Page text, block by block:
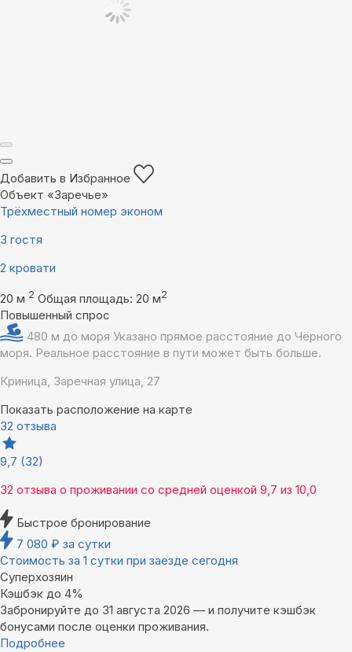
Добавить в Избранное
Объект «Заречье»
Трёхместный номер эконом
3 гостя
2 кровати
20 м 2 Общая площадь: 20 м2
Повышенный спрос
480 м до моря Указано прямое расстояние до Чёрного
моря. Реальное расстояние в пути может быть больше.
Криница, Заречная улица, 27
Показать расположение на карте
32 отзыва
9,7 (32)
32 отзыва о проживании со средней оценкой 9,7 из 10,0
Быстрое бронирование
7 080 ₽ за сутки
Стоимость за 1 сутки при заезде сегодня
Суперхозяин
Кэшбэк до 4%
Забронируйте до 31 августа 2026 — и получите кэшбэк
бонусами после оценки проживания.
Подробнее